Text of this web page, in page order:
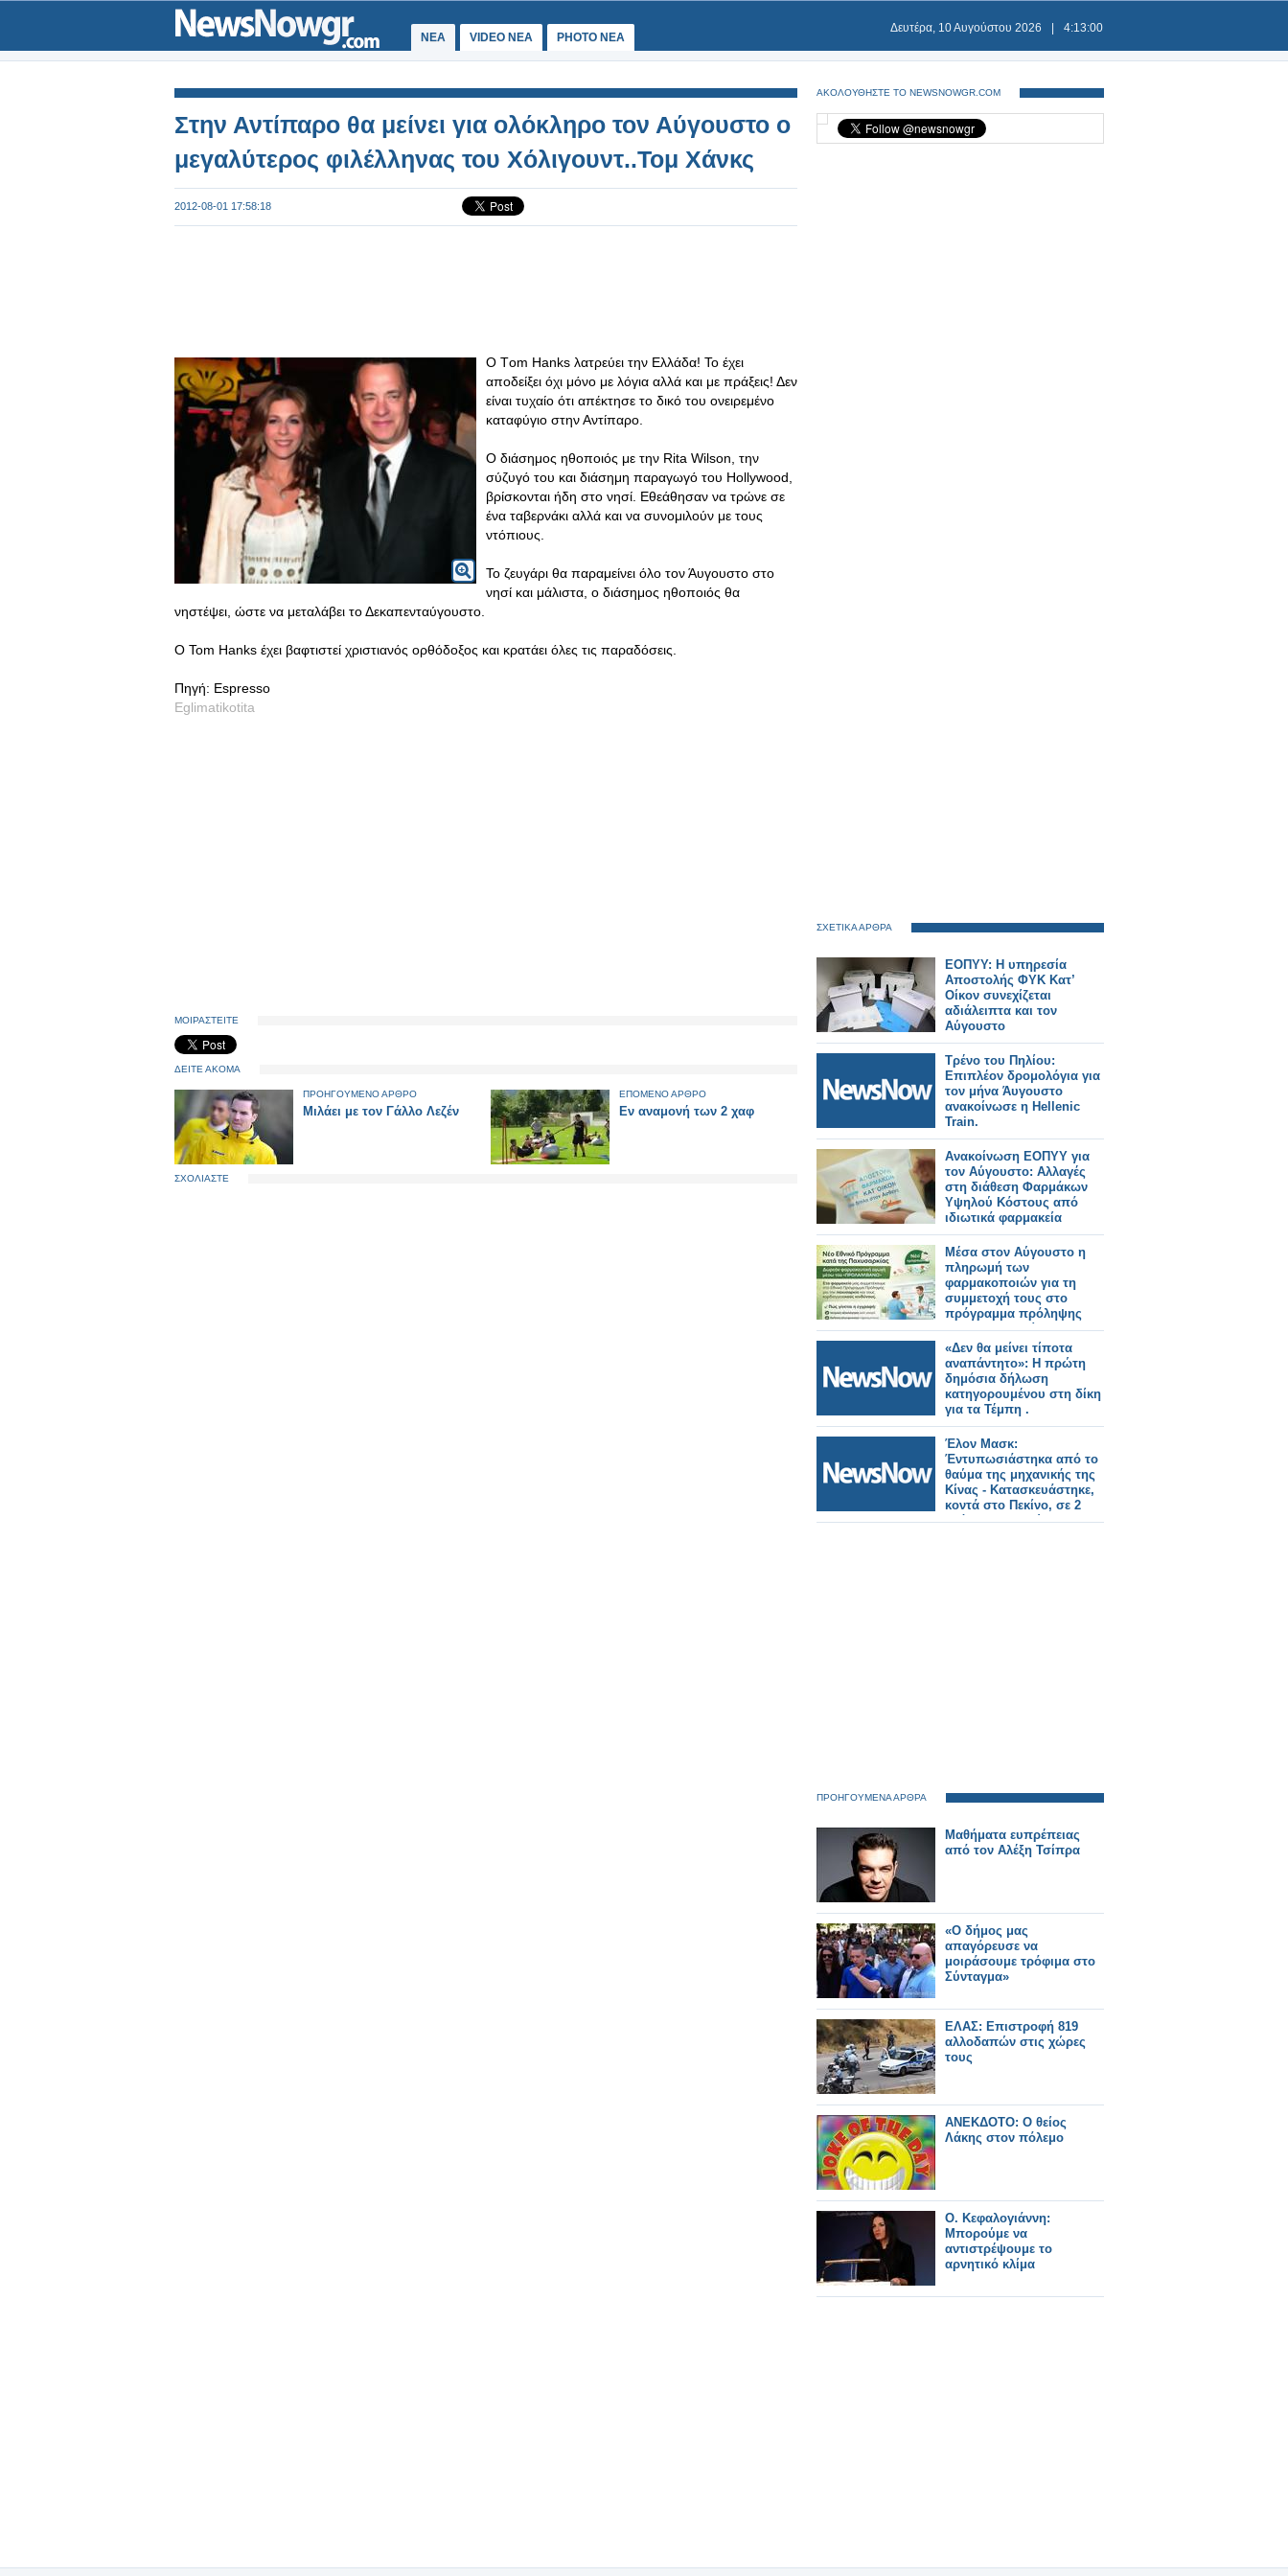
ΝΕΑ VIDEO NEA PHOTO NEA
Δευτέρα, 10 Αυγούστου 2026 4:13:00
Στην Αντίπαρο θα μείνει για ολόκληρο τον Αύγουστο ο
μεγαλύτερος φιλέλληνας του Χόλιγουντ..Τομ Χάνκς
2012-08-01 17:58:18
Ο Τom Hanks λατρεύει την Ελλάδα! Το έχει
αποδείξει όχι μόνο με λόγια αλλά και με πράξεις! Δεν
είναι τυχαίο ότι απέκτησε το δικό του ονειρεμένο
καταφύγιο στην Αντίπαρο.
Ο διάσημος ηθοποιός με την Rita Wilson, την
σύζυγό του και διάσημη παραγωγό του Hollywood,
βρίσκονται ήδη στο νησί. Εθεάθησαν να τρώνε σε
ένα ταβερνάκι αλλά και να συνομιλούν με τους
ντόπιους.
Το ζευγάρι θα παραμείνει όλο τον Άυγουστο στο
νησί και μάλιστα, ο διάσημος ηθοποιός θα
νηστέψει, ώστε να μεταλάβει το Δεκαπενταύγουστο.
Ο Tom Hanks έχει βαφτιστεί χριστιανός ορθόδοξος και κρατάει όλες τις παραδόσεις.
Πηγή: Espresso
Eglimatikotita
ΜΟΙΡΑΣΤΕΙΤΕ
ΔΕΙΤΕ ΑΚΟΜΑ
ΠΡΟΗΓΟΥΜΕΝΟ ΑΡΘΡΟ
Μιλάει με τον Γάλλο Λεζέν
ΕΠΟΜΕΝΟ ΑΡΘΡΟ
Εν αναμονή των 2 χαφ
ΣΧΟΛΙΑΣΤΕ
ΑΚΟΛΟΥΘΗΣΤΕ ΤΟ NEWSNOWGR.COM
ΣΧΕΤΙΚΑ ΑΡΘΡΑ
ΕΟΠΥΥ: Η υπηρεσία
Αποστολής ΦΥΚ Κατ’
Οίκον συνεχίζεται
αδιάλειπτα και τον
Αύγουστο
Τρένο του Πηλίου:
Επιπλέον δρομολόγια για
τον μήνα Άυγουστο
ανακοίνωσε η Hellenic
Train.
Ανακοίνωση ΕΟΠΥΥ για
τον Αύγουστο: Αλλαγές
στη διάθεση Φαρμάκων
Υψηλού Κόστους από
ιδιωτικά φαρμακεία
Μέσα στον Αύγουστο η
πληρωμή των
φαρμακοποιών για τη
συμμετοχή τους στο
πρόγραμμα πρόληψης
της παχυσαρκίας
«Δεν θα μείνει τίποτα
αναπάντητο»: Η πρώτη
δημόσια δήλωση
κατηγορουμένου στη δίκη
για τα Τέμπη .
Έλον Μασκ:
Έντυπωσιάστηκα από το
θαύμα της μηχανικής της
Κίνας - Κατασκευάστηκε,
κοντά στο Πεκίνο, σε 2
χρόνια ο μεγαλύτερος
ΠΡΟΗΓΟΥΜΕΝΑ ΑΡΘΡΑ
Μαθήματα ευπρέπειας
από τον Αλέξη Τσίπρα
«Ο δήμος μας
απαγόρευσε να
μοιράσουμε τρόφιμα στο
Σύνταγμα»
ΕΛΑΣ: Επιστροφή 819
αλλοδαπών στις χώρες
τους
ΑΝΕΚΔΟΤΟ: Ο θείος
Λάκης στον πόλεμο
Ο. Κεφαλογιάννη:
Μπορούμε να
αντιστρέψουμε το
αρνητικό κλίμα